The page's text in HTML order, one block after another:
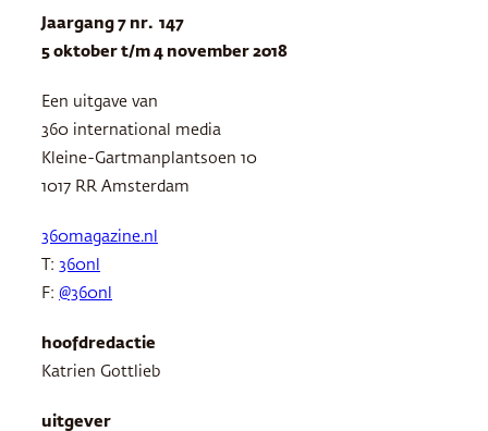
Jaargang 7 nr. 147
5 oktober t/m 4 november 2018
Een uitgave van
360 international media
Kleine-Gartmanplantsoen 10
1017 RR Amsterdam
360magazine.nl
T: 360nl
F: @360nl
hoofdredactie
Katrien Gottlieb
uitgever